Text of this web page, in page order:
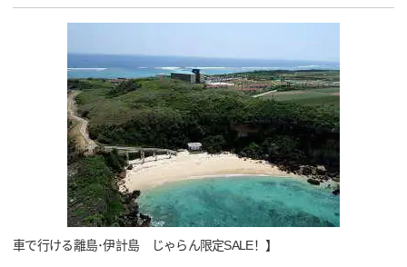
車で行ける離島･伊計島 じゃらん限定SALE！】